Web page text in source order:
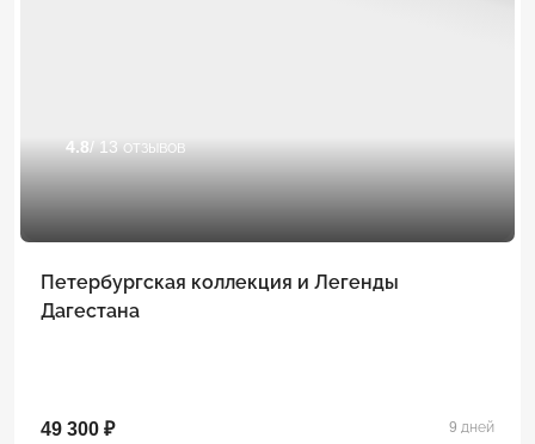
4.8/ 13 отзывов
Петербургская коллекция и Легенды
Дагестана
49 300 ₽ 9 дней